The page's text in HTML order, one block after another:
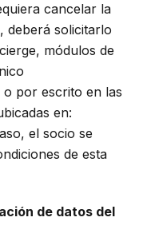
cancelar la
, deberá solicitarlo
módulos de
o por escrito en las
en:
el socio se
de esta
de datos del